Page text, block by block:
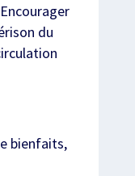
du
bienfaits,